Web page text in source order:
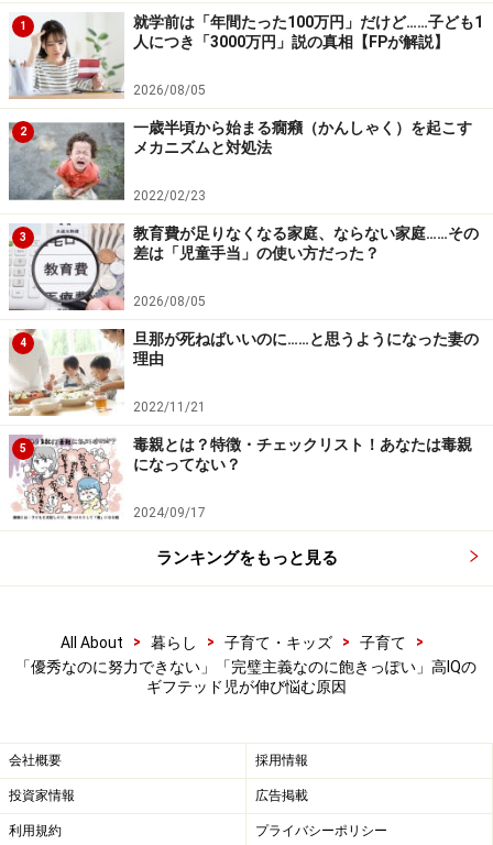
できず、学習習慣が身につきません。モチベーションの
維持が困難で、ひとつの課題をやり抜くことができない
のです。
ギフテッドの子を正しく理解し、個性を生かす本: 生
きづらさを解消するサポートの方法 (心のお医者さん
に聞いてみよう)
宮尾 益知 (みやお ますとも)プロフィール
科、国立成育医療研究センターこころの診療部発達心理
科などを経て2014年にどんぐり発達クリニックを開院。
い。
※乳幼児の発育には個人差があります。記事内容は全ての乳幼児
への有効性を保証するものではありません。気になる徴候が見ら
れる場合は、自己判断せず、必ず医療機関に相談してください。
1
就学前は「年間たった100万円」だけど……子ども1
人につき「3000万円」説の真相【FPが解説】
2026/08/05
2
一歳半頃から始まる癇癪（かんしゃく）を起こす
メカニズムと対処法
2022/02/23
3
教育費が足りなくなる家庭、ならない家庭……その
差は「児童手当」の使い方だった？
2026/08/05
4
旦那が死ねばいいのに……と思うようになった妻の
理由
2022/11/21
5
毒親とは？特徴・チェックリスト！あなたは毒親
になってない？
2024/09/17
ランキングをもっと見る
All About > 暮らし > 子育て・キッズ > 子育て
>
「優秀なのに努力できない」「完璧主義なのに飽きっぽい」高IQの
ギフテッド児が伸び悩む原因
会社概要 採用情報
投資家情報 広告掲載
利用規約 プライバシーポリシー